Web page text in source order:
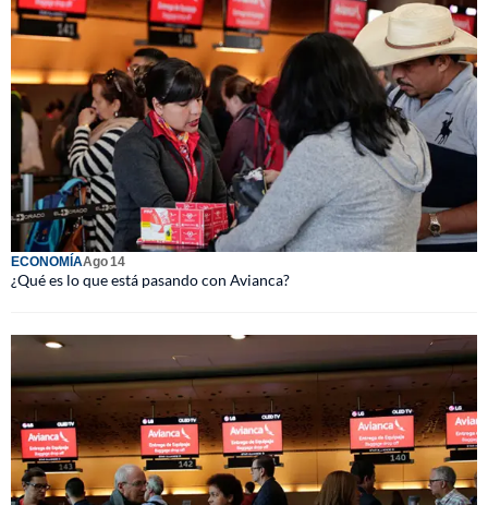
ECONOMÍAAgo 14
¿Qué es lo que está pasando con Avianca?